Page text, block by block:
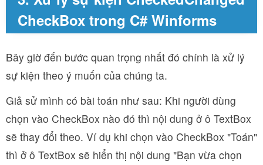
CheckBox trong C# Winforms
Bây giờ đến bước quan trọng nhất đó chính là xử lý
sự kiện theo ý muốn của chúng ta.
Giả sử mình có bài toán như sau: Khi người dùng
chọn vào CheckBox nào đó thì nội dung ở ô TextBox
sẽ thay đổi theo. Ví dụ khi chọn vào CheckBox "Toán"
thì ở ô TextBox sẽ hiển thị nội dung "Bạn vừa chọn